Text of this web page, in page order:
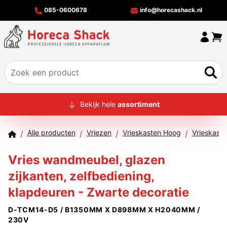
085-0600678 info@horecashack.nl
HOME
OVER ONS
MERKEN
OFFERTECHECKER
CONTACT
Bekijk hele assortiment
/ Alle producten / Vriezen / Vrieskasten Hoog /
Vries wandmeubel, glazen
zijkanten, zelfbediening,
klapdeuren - Zwarte decoratie
D-TCM14-D5 / B1350MM X D898MM X H2040MM /
230V